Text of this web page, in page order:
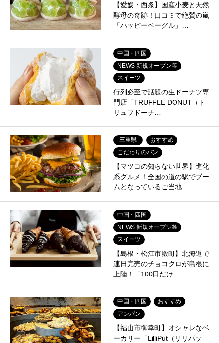
【愛媛・西条】国産小麦と天然
酵母の奇跡！口コミで絶賛の嵐
「ハッピーベーグル」…
中国・四国
NEWS 新規オープン等
スイーツ
行列必至で話題の生ドーナツ専
門店「TRUFFLE DONUT（ト
リュフドーナ…
三重県
おすすめ
こだわりのパン
【マツコの知らない世界】進化
系グルメ！全国の道の駅でブー
ムとなっているご当地…
中国・四国
NEWS 新規オープン等
スイーツ
【島根・松江市殿町】北海道で
連日完売のチョコクロが島根に
上陸！「100日だけ…
中国・四国
おすすめ
アンパン
【福山市御幸町】オシャレなベ
ーカリー「LilliPut（リリパッ